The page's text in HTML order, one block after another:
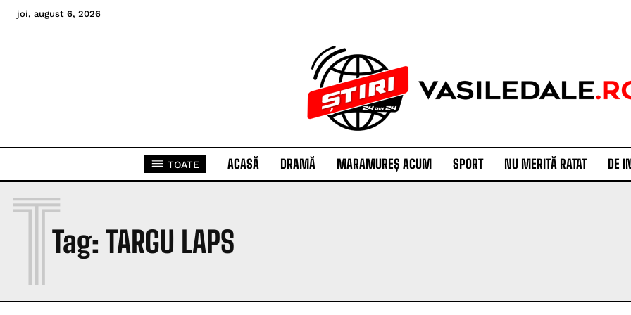
joi, august 6, 2026
TOATE ACASĂ DRAMĂ MARAMUREȘ ACUM SPORT NU MERITĂ RATAT DE
Tag: TARGU LAPS
T